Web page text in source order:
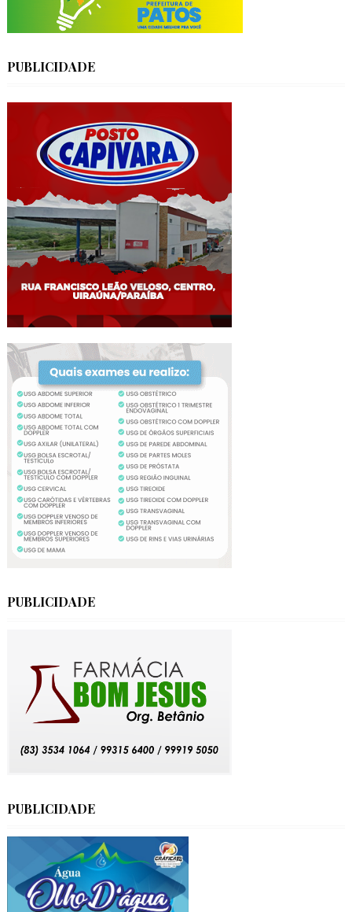
PUBLICIDADE
PUBLICIDADE
PUBLICIDADE